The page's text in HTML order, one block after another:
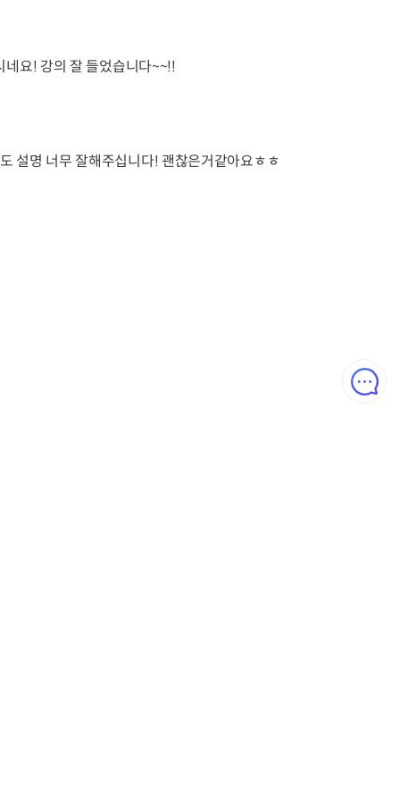
요! 강의 잘 들었습니다~~!!
설명 너무 잘해주십니다! 괜찮은거같아요ㅎㅎ